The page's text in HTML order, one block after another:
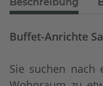
Beschreibung
Buffet-Anrichte
Sie suchen